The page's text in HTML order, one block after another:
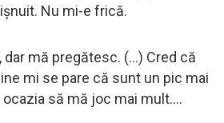
Nu mi-e frică.
mă pregătesc. (…) Cred că
mi se pare că sunt un pic mai
să mă joc mai mult….